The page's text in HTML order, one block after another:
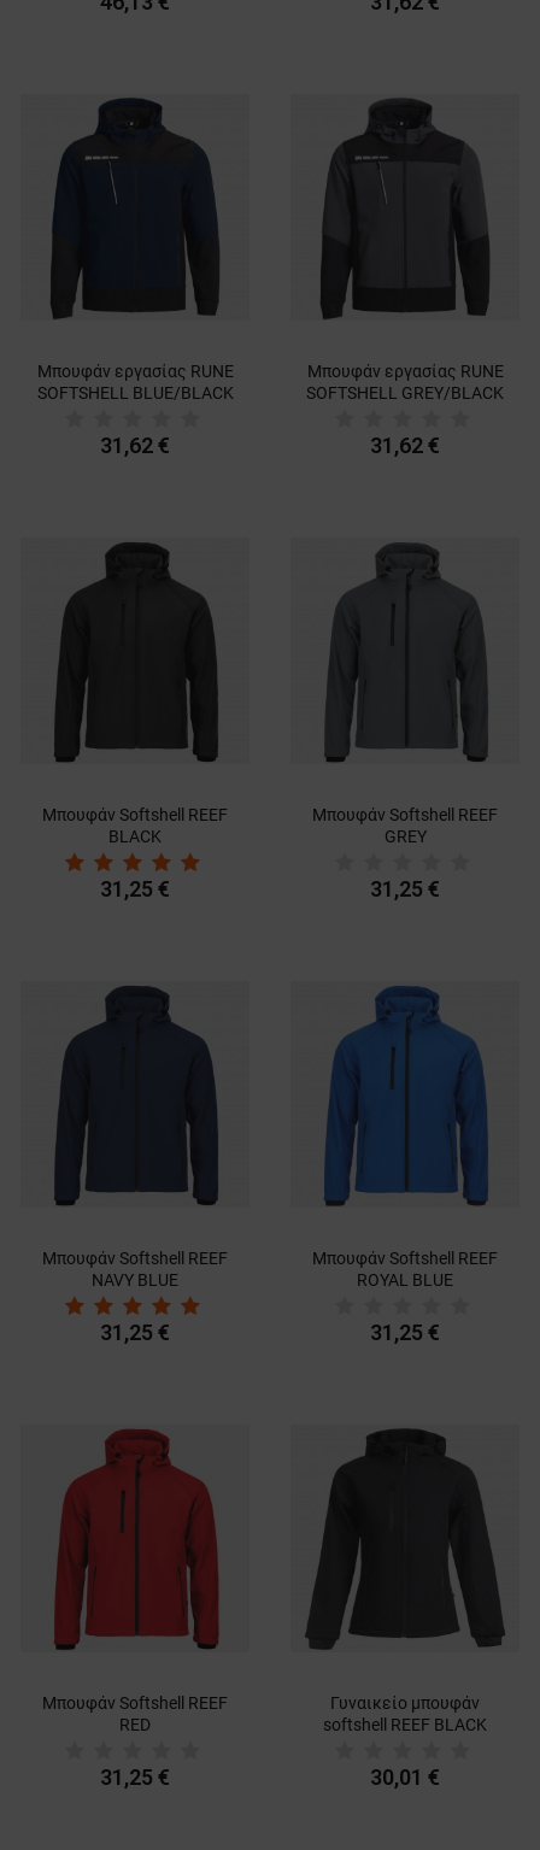
Μπουφάν εργασίας RUNE
SOFTSHELL BLUE/BLACK
31,62 €
Μπουφάν εργασίας RUNE
SOFTSHELL GREY/BLACK
31,62 €
Μπουφάν Softshell REEF
BLACK
31,25 €
Μπουφάν Softshell REEF
GREY
31,25 €
Μπουφάν Softshell REEF
NAVY BLUE
31,25 €
Μπουφάν Softshell REEF
ROYAL BLUE
31,25 €
Μπουφάν Softshell REEF
RED
31,25 €
Γυναικείο μπουφάν
softshell REEF BLACK
30,01 €